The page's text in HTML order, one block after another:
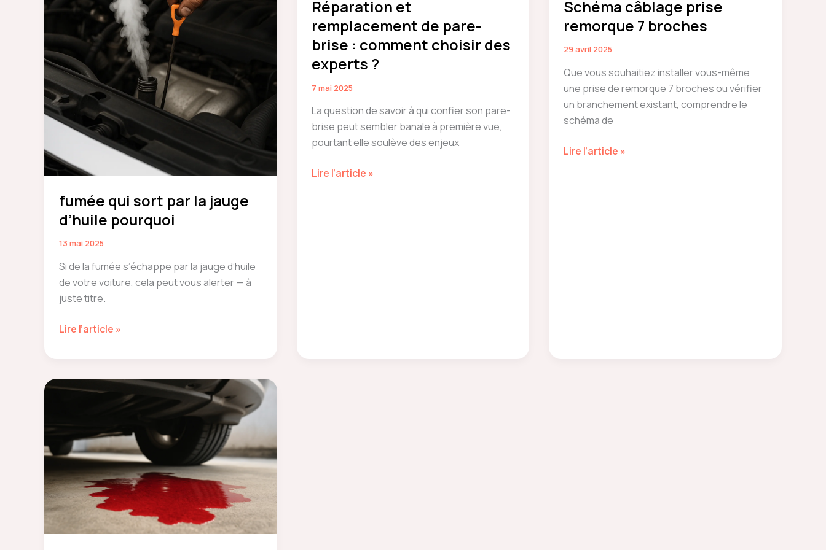
fumée qui sort par la jauge
d’huile pourquoi
13 mai 2025
Si de la fumée s’échappe par la jauge d’huile
de votre voiture, cela peut vous alerter — à
juste titre.
fumée
par
la
d’huile
pourquoi
Lire l’article »
Réparation et
remplacement de pare-
brise : comment choisir des
experts ?
7 mai 2025
La question de savoir à qui confier son pare-
brise peut sembler banale à première vue,
pourtant elle soulève des enjeux
Réparation
Lire l’article »
Schéma câblage prise
remorque 7 broches
29 avril 2025
Que vous souhaitiez installer vous-même
une prise de remorque 7 broches ou vérifier
un branchement existant, comprendre le
schéma de
Schéma
Lire l’article »